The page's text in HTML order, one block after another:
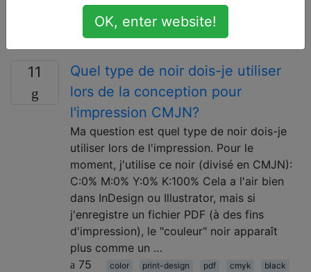
l'impression couleur. Demandez tout ce qui est
pertinent à la conception graphique sur le modèle de
couleur CMJN.
11
Quel type de noir dois-je utiliser
lors de la conception pour
l'impression CMJN?
Ma question est quel type de noir dois-je
utiliser lors de l'impression. Pour le
moment, j'utilise ce noir (divisé en CMJN):
C:0% M:0% Y:0% K:100% Cela a l'air bien
dans InDesign ou Illustrator, mais si
j'enregistre un fichier PDF (à des fins
d'impression), le "couleur" noir apparaît
plus comme un …
75
color print-design pdf cmyk black
OK, enter website!